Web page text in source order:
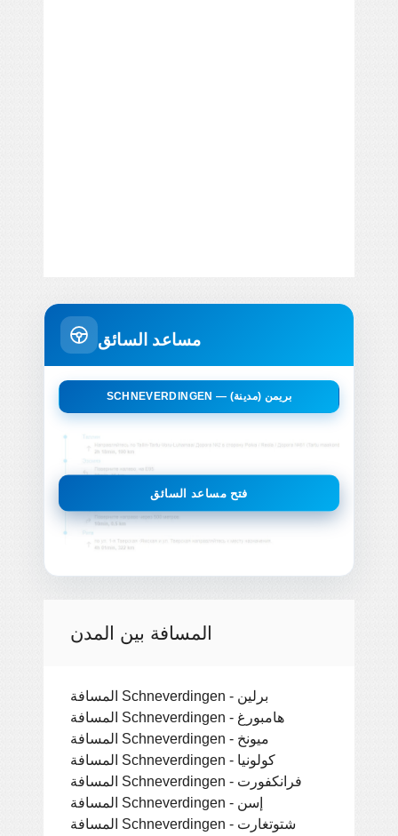
مساعد السائق
SCHNEVERDINGEN — بريمن (مدينة)
فتح مساعد السائق
المسافة بين المدن
المسافة Schneverdingen - برلين
المسافة Schneverdingen - هامبورغ
المسافة Schneverdingen - ميونخ
المسافة Schneverdingen - كولونيا
المسافة Schneverdingen - فرانكفورت
المسافة Schneverdingen - إسن
المسافة Schneverdingen - شتوتغارت